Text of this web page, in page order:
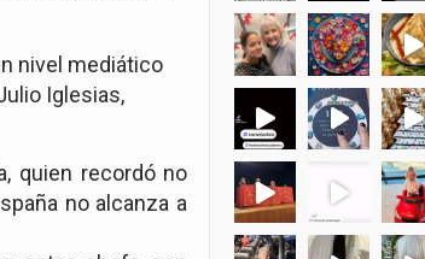
nivel mediático
Iglesias,
quien recordó no
no alcanza a